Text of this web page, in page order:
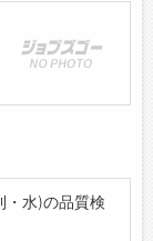
水)の品質検